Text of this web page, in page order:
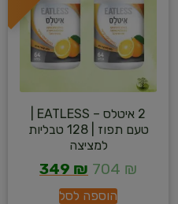
טעם תפוז | 128 טבליות
למציצה
704 ₪
349 ₪
הוספה לסל